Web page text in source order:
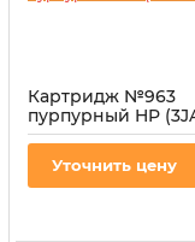
Картридж №963
пурпурный HP
Артикул:CI-HP-
Уточнить цену